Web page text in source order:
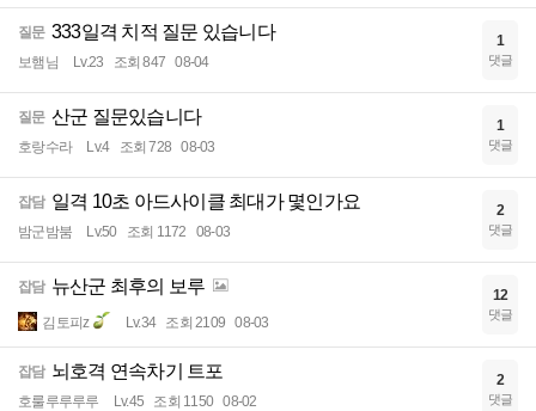
질문 333일격 치적 질문 있습니다
보햄님 Lv.23 조회 847 08-04
1
댓글
질문 산군 질문있습니다
호랑수라 Lv.4 조회 728 08-03
1
댓글
잡담 일격 10초 아드사이클 최대가 몇인가요
밤군밤붐 Lv.50 조회 1172 08-03
2
댓글
잡담 뉴산군 최후의 보루
김토피z Lv.34 조회 2109 08-03
12
댓글
잡담 뇌호격 연속차기 트포
호룰루루루루 Lv.45 조회 1150 08-02
2
댓글